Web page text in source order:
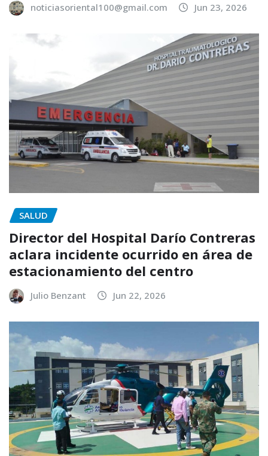
noticiasoriental100@gmail.com Jun 23, 2026
SALUD
Director del Hospital Darío Contreras
aclara incidente ocurrido en área de
estacionamiento del centro
Julio Benzant Jun 22, 2026